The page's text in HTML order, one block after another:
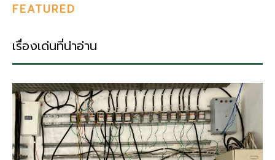
FEATURED
เรื่องเด่นที่น่าอ่าน